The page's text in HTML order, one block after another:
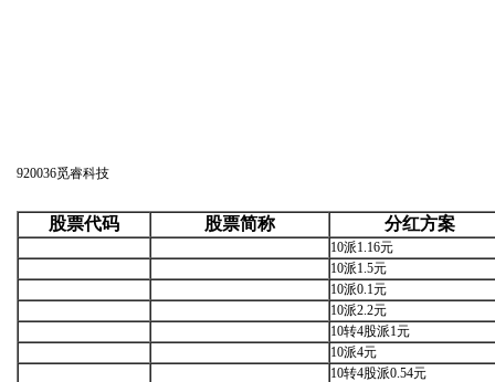
920036觅睿科技
股票代码 股票简称 分红方案
10派1.16元
10派1.5元
10派0.1元
10派2.2元
10转4股派1元
10派4元
10转4股派0.54元